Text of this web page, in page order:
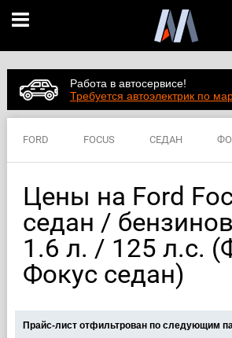
Работа в автосервисе!
Требуется автоэлектрик по
FORD FOCUS СЕДАН
Цены на Ford
седан /
1.6 л. / 125 л.с.
Фокус седан)
Прайс-лист отфильтрован по следующим